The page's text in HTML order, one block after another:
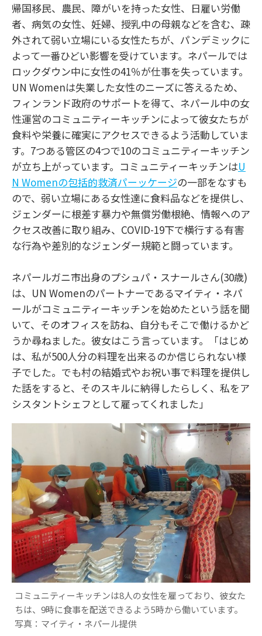
帰国移民、農民、障がいを持った女性、日雇い労働
者、病気の女性、妊婦、授乳中の母親などを含む、疎
外されて弱い立場にいる女性たちが、パンデミックに
よって一番ひどい影響を受けています。ネパールでは
ロックダウン中に女性の41％が仕事を失っています。
UN Womenは失業した女性のニーズに答えるため、
フィンランド政府のサポートを得て、ネパール中の女
性運営のコミュニティーキッチンによって彼女たちが
食料や栄養に確実にアクセスできるよう活動していま
す。7つある管区の4つで10のコミュニティーキッチン
が立ち上がっています。コミュニティーキッチンはU
N Womenの包括的救済パーッケージの一部をなすも
ので、弱い立場にある女性達に食料品などを提供し、
ジェンダーに根差す暴力や無償労働根絶、情報へのア
クセス改善に取り組み、COVID-19下で横行する有害
な行為や差別的なジェンダー規範と闘っています。
ネパールガニ市出身のプシュパ・スナールさん(30歳)
は、UN Womenのパートナーであるマイティ・ネパ
ールがコミュニティーキッチンを始めたという話を聞
いて、そのオフィスを訪ね、自分もそこで働けるかど
うか尋ねました。彼女はこう言っています。「はじめ
は、私が500人分の料理を出来るのか信じられない様
子でした。でも村の結婚式やお祝い事で料理を提供し
た話をすると、そのスキルに納得したらしく、私をア
シスタントシェフとして雇ってくれました」
コミュニティーキッチンは8人の女性を雇っており、彼女た
ちは、9時に食事を配送できるよう5時から働いています。
写真：マイティ・ネパール提供